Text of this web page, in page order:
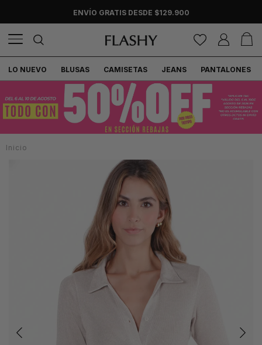
ENVÍO GRATIS DESDE $129.900
LO NUEVO BLUSAS CAMISETAS JEANS PANTALONES
Inicio